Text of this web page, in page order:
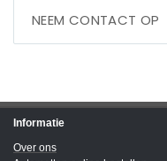
NEEM CONTACT OP
Informatie
Over ons